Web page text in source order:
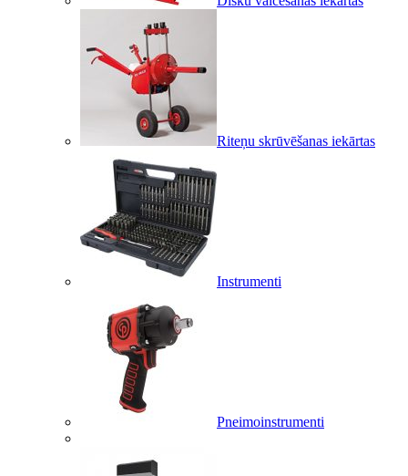
Riteņu skrūvēšanas iekārtas
Instrumenti
Pneimoinstrumenti